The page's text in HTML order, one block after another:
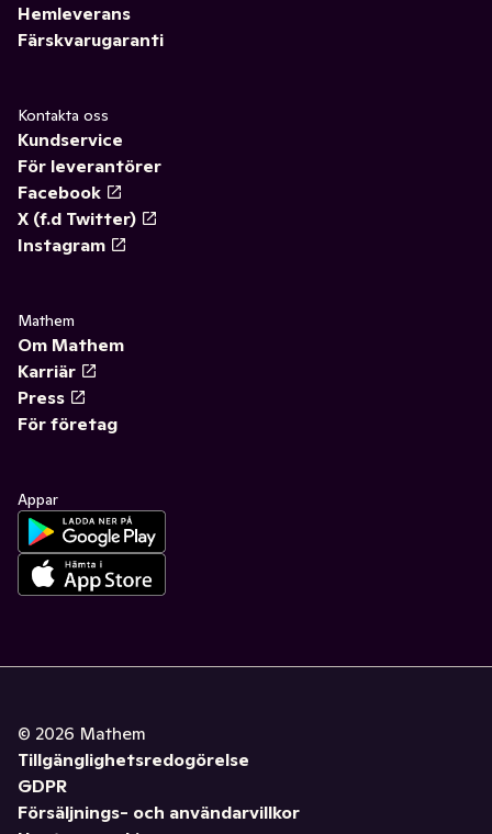
Hemleverans
Färskvarugaranti
Kontakta oss
Kundservice
För leverantörer
Facebook
X (f.d Twitter)
Instagram
Mathem
Om Mathem
Karriär
Press
För företag
Appar
© 2026 Mathem
Tillgänglighetsredogörelse
GDPR
Försäljnings- och användarvillkor